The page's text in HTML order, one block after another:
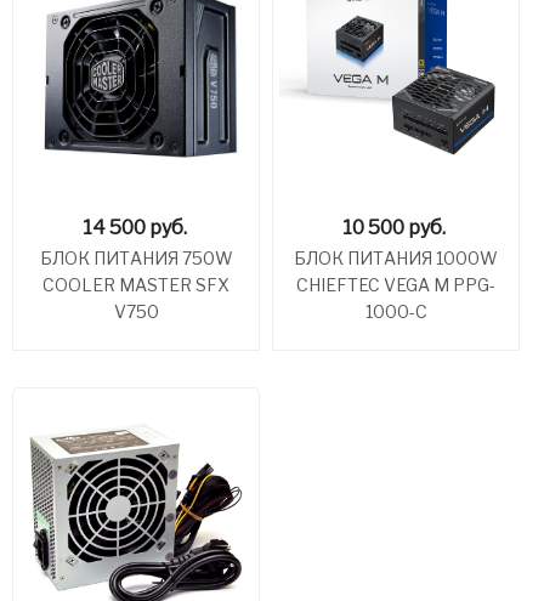
14 500 руб.
БЛОК ПИТАНИЯ 750W
COOLER MASTER SFX
V750
10 500 руб.
БЛОК ПИТАНИЯ 1000W
CHIEFTEC VEGA M PPG-
1000-C